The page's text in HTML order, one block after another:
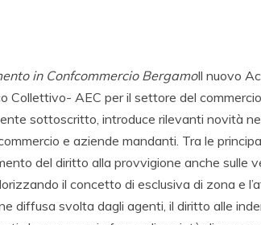
in Confcommercio BergamoIl nuovo
Collettivo- AEC per il settore del
sottoscritto, introduce rilevanti novità
e aziende mandanti. Tra le
del diritto alla provvigione anche sulle
il concetto di esclusiva di zona e
diffusa svolta dagli agenti, il diritto alle